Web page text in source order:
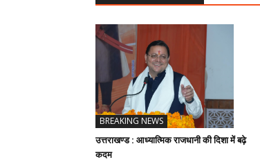
BREAKING NEWS
उत्तराखण्ड : आध्यात्मिक राजधानी की दिशा में बढ़े
कदम